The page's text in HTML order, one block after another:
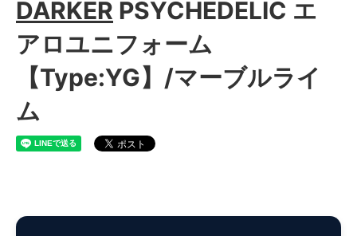
DARKER PSYCHEDELIC エ
アロユニフォーム
【Type:YG】/マーブルライ
ム